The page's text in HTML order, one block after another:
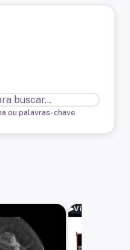
ou palavras-chave
▶Vídeo aula